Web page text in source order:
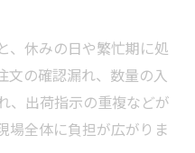
、休みの日や繁忙期に処
文の確認漏れ、数量の入
、出荷指示の重複などが
場全体に負担が広がりま